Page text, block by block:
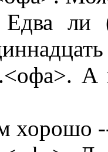
ли
А
хорошо